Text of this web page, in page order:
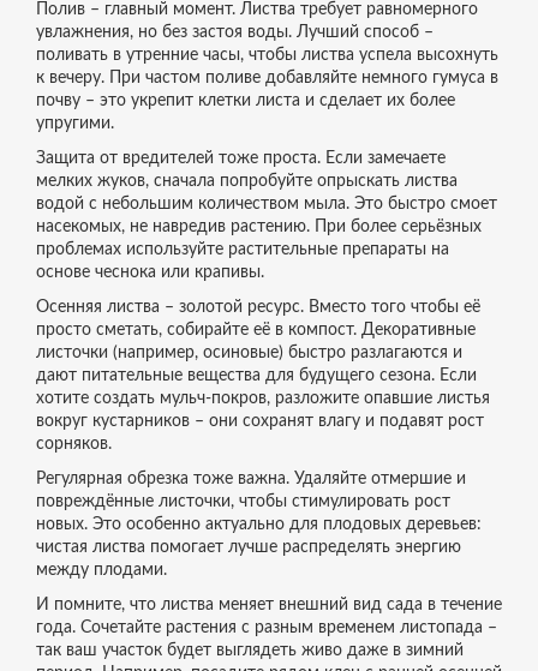
Полив – главный момент. Листва требует равномерного
увлажнения, но без застоя воды. Лучший способ –
поливать в утренние часы, чтобы листва успела высохнуть
к вечеру. При частом поливе добавляйте немного гумуса в
почву – это укрепит клетки листа и сделает их более
упругими.
Защита от вредителей тоже проста. Если замечаете
мелких жуков, сначала попробуйте опрыскать листва
водой с небольшим количеством мыла. Это быстро смоет
насекомых, не навредив растению. При более серьёзных
проблемах используйте растительные препараты на
основе чеснока или крапивы.
Осенняя листва – золотой ресурс. Вместо того чтобы её
просто сметать, собирайте её в компост. Декоративные
листочки (например, осиновые) быстро разлагаются и
дают питательные вещества для будущего сезона. Если
хотите создать мульч‑покров, разложите опавшие листья
вокруг кустарников – они сохранят влагу и подавят рост
сорняков.
Регулярная обрезка тоже важна. Удаляйте отмершие и
повреждённые листочки, чтобы стимулировать рост
новых. Это особенно актуально для плодовых деревьев:
чистая листва помогает лучше распределять энергию
между плодами.
И помните, что листва меняет внешний вид сада в течение
года. Сочетайте растения с разным временем листопада –
так ваш участок будет выглядеть живо даже в зимний